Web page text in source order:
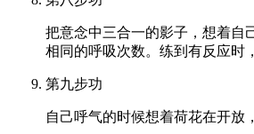
把意念中三合一的影子，想着自
相同的呼吸次数。练到有反应时
第九步功
自己呼气的时候想着荷花在开放